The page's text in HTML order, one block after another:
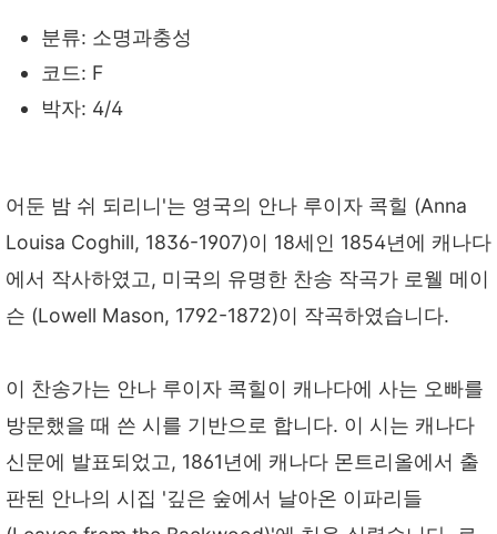
분류: 소명과충성
코드: F
박자: 4/4
어둔 밤 쉬 되리니'는 영국의 안나 루이자 콕힐 (Anna
Louisa Coghill, 1836-1907)이 18세인 1854년에 캐나다
에서 작사하였고, 미국의 유명한 찬송 작곡가 로웰 메이
슨 (Lowell Mason, 1792-1872)이 작곡하였습니다.
이 찬송가는 안나 루이자 콕힐이 캐나다에 사는 오빠를
방문했을 때 쓴 시를 기반으로 합니다. 이 시는 캐나다
신문에 발표되었고, 1861년에 캐나다 몬트리올에서 출
판된 안나의 시집 '깊은 숲에서 날아온 이파리들